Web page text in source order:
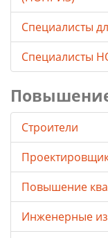
Специалисты
Специалисты
Строители
Повышение
Инженерные